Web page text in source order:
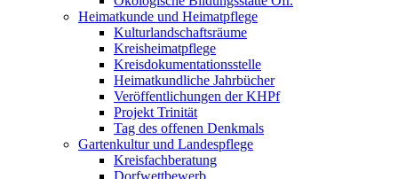
Heimatkunde und Heimatpflege
Kulturlandschaftsräume
Kreisheimatpflege
Kreisdokumentationsstelle
Heimatkundliche Jahrbücher
Veröffentlichungen der KHPf
Projekt Trinität
Tag des offenen Denkmals
Gartenkultur und Landespflege
Kreisfachberatung
Dorfwettbewerb